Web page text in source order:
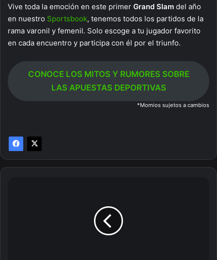
Vive toda la emoción en este primer Grand Slam del año
en nuestro Sportsbook, tenemos todos los partidos de la
rama varonil y femenil. Solo escoge a tu jugador favorito
en cada encuentro y participa con él por el triunfo.
CONOCE LOS MITOS Y RUMORES SOBRE
LAS APUESTAS DEPORTIVAS
*Momios sujetos a cambios